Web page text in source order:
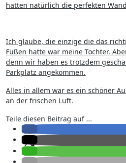
hatten natürlich die perfekten
Ich glaube, die einzige die das
Füßen hatte war meine Tochter.
denn wir haben es trotzdem
Parkplatz angekommen.
Alles in allem war es ein schöner
an der frischen Luft.
Teile diesen Beitrag auf ...